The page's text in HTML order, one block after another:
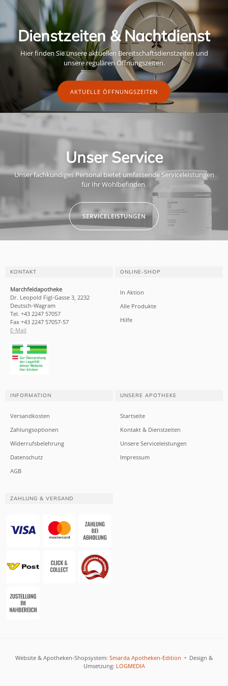
Dienstzeiten & Nachtdienst
Hier finden Sie unsere aktuellen Bereitschaftsdienstzeiten und
unsere regulären Öffnungszeiten.
AKTUELLE ÖFFNUNGSZEITEN
Unser Service
Unser fachkundiges Personal bietet umfassende Serviceleistungen
für Ihr Wohlbefinden.
SERVICELEISTUNGEN
KONTAKT
Marchfeldapotheke
Dr. Leopold Figl-Gasse 3, 2232
Deutsch-Wagram
Tel. +43 2247 57057
Fax +43 2247 57057-57
E-Mail
ONLINE-SHOP
In Aktion
Alle Produkte
Hilfe
INFORMATION
Versandkosten
Zahlungsoptionen
Widerrufsbelehrung
Datenschutz
AGB
UNSERE APOTHEKE
Startseite
Kontakt & Dienstzeiten
Unsere Serviceleistungen
Impressum
ZAHLUNG & VERSAND
Website & Apotheken-Shopsystem: Smarda Apotheken-Edition • Design &
Umsetzung: LOGMEDIA